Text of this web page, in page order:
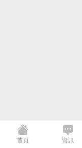
首頁 資訊